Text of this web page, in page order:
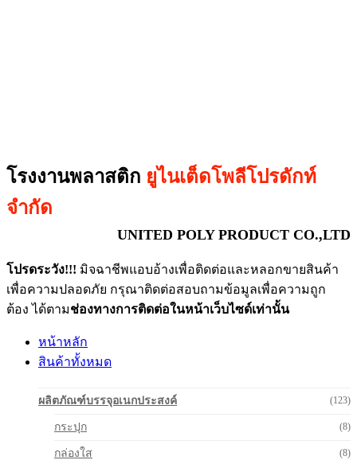
โรงงานพลาสติก ยูไนเต็ดโพลีโปรดักท์
จำกัด
UNITED POLY PRODUCT CO.,LTD
โปรดระวัง!!! มิจฉาชีพแอบอ้างเพื่อติดต่อและหลอกขายสินค้า
เพื่อความปลอดภัย กรุณาติดต่อสอบถามข้อมูลเพื่อความถูก
ต้อง ได้ตามช่องทางการติดต่อในหน้าเว็บไซด์เท่านั้น
หน้าหลัก
สินค้าทั้งหมด
ผลิตภัณฑ์บรรจุอเนกประสงค์ (123)
กระปุก (8)
กล่องใส (8)